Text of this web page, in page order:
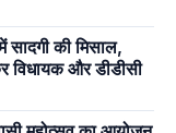
सादगी की मिसाल,
विधायक और डीडीसी